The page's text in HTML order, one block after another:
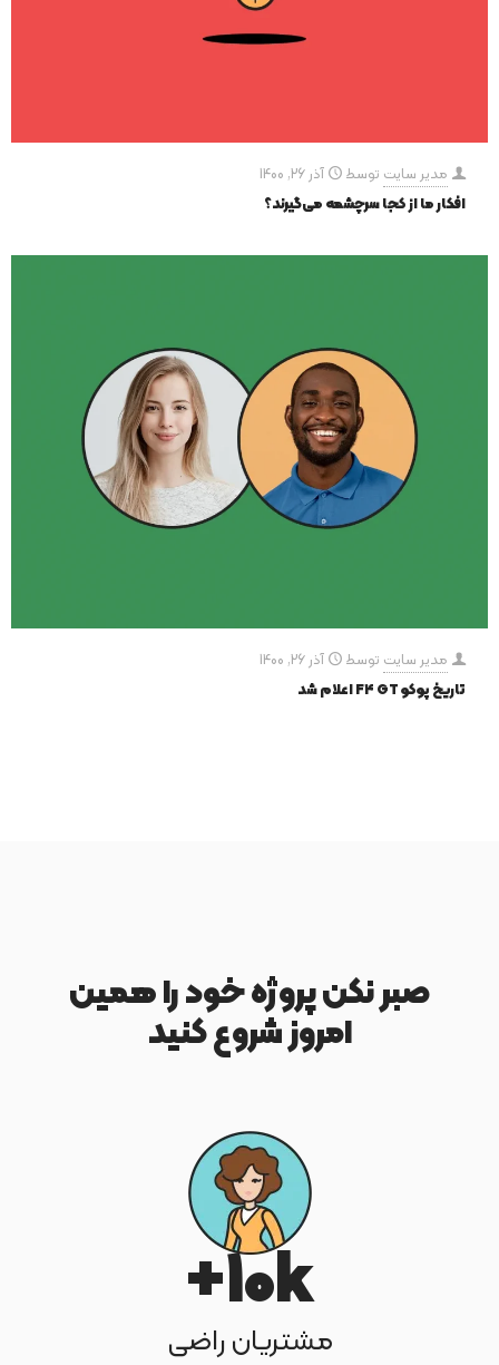
مدیر سایت توسط
آذر 26, 1400
افکار ما از کجا سرچشمه می‌گیرند؟
مدیر سایت توسط
آذر 26, 1400
تاریخ پوکو F4 GT اعلام شد
صبر نکن پروژه خود را همین
امروز شروع کنید
10k+
مشتریان راضی